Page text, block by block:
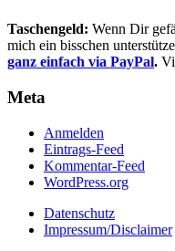
Taschengeld: Wenn Dir
mich ein bisschen
ganz einfach via PayPal.
Meta
Anmelden
Eintrags-Feed
Kommentar-Feed
WordPress.org
Datenschutz
Impressum/Disclaimer